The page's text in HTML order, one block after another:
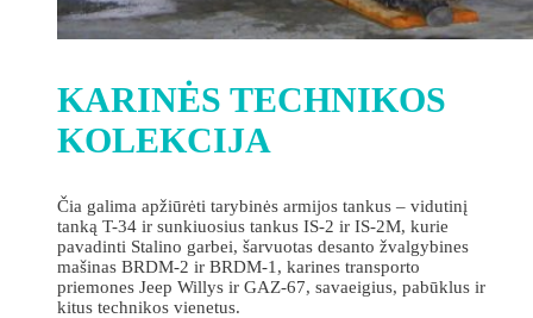
KARINĖS TECHNIKOS
KOLEKCIJA
Čia galima apžiūrėti tarybinės armijos tankus – vidutinį
tanką T-34 ir sunkiuosius tankus IS-2 ir IS-2M, kurie
pavadinti Stalino garbei, šarvuotas desanto žvalgybines
mašinas BRDM-2 ir BRDM-1, karines transporto
priemones Jeep Willys ir GAZ-67, savaeigius, pabūklus ir
kitus technikos vienetus.